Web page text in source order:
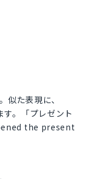
た表現に、
。「プレゼント
the present